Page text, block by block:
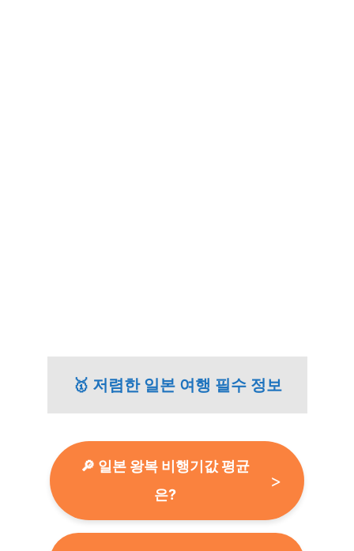
🥇 저렴한 일본 여행 필수 정보
🔎 일본 왕복 비행기값 평균
은?